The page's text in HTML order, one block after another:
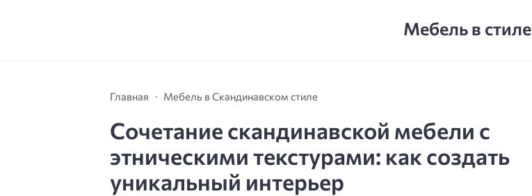
Мебель в стиле
Главная Мебель в Скандинавском стиле
Сочетание скандинавской мебели с
этническими текстурами: как создать
уникальный интерьер